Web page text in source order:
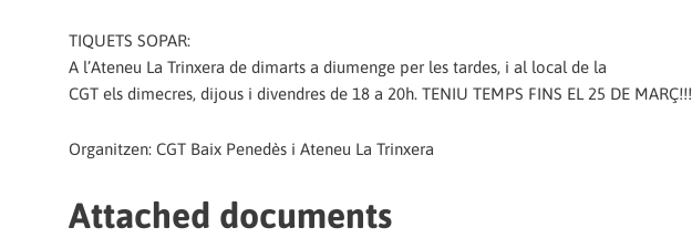
TIQUETS SOPAR:
A l’Ateneu La Trinxera de dimarts a diumenge per les tardes, i al local de la
CGT els dimecres, dijous i divendres de 18 a 20h. TENIU TEMPS FINS EL 25 DE MARÇ!!!
Organitzen: CGT Baix Penedès i Ateneu La Trinxera
Attached documents